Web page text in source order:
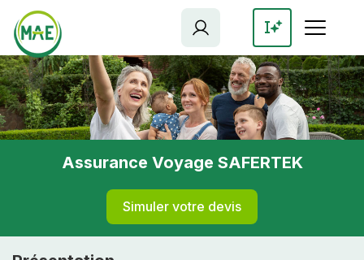
contenu
principal
Assurance Voyage SAFERTEK
Simuler votre devis